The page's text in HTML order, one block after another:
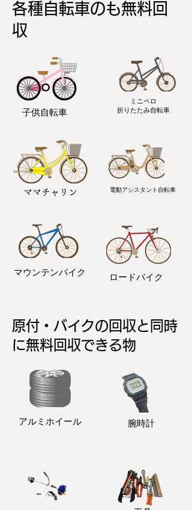
各種自転車のも無料回
収
子供自転車
ミニペロ
​折りたたみ自転車
ママチャリン 電動アシスタント自転車
マウンテンバイク ロードバイク
原付・バイクの回収と同時
に無料回収できる物
アルミホイール ​腕時計